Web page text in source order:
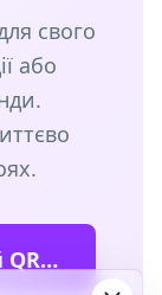
свого
або
Створіть безкоштовний QR-код Reddit